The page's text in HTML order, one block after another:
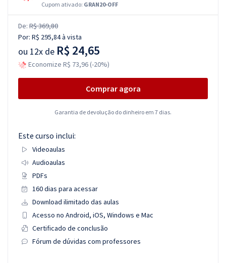
Cupom ativado: GRAN20-OFF
De: R$ 369,80
Por: R$ 295,84à vista
ou 12x de R$ 24,65
Economize R$ 73,96 (-20%)
Comprar agora
Garantia de devolução do dinheiro em 7 dias.
Este curso inclui:
Videoaulas
Audioaulas
PDFs
160 dias para acessar
Download ilimitado das aulas
Acesso no Android, iOS, Windows e Mac
Certificado de conclusão
Fórum de dúvidas com professores